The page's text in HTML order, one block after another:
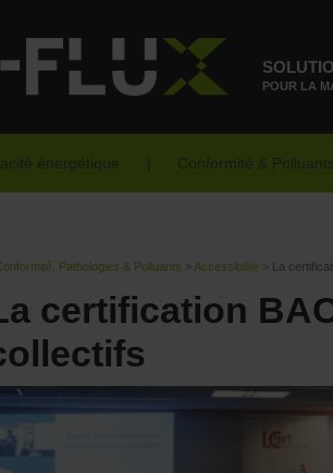
POUR LA
énergétique Conformité & Polluants
Pathologies & Polluants > Accessibilité > La
certification